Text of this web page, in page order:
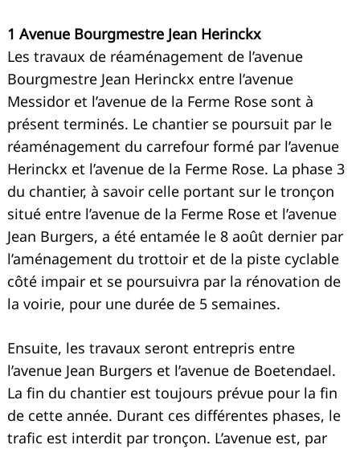
1 Avenue Bourgmestre Jean Herinckx
Les travaux de réaménagement de l’avenue
Bourgmestre Jean Herinckx entre l’avenue
Messidor et l’avenue de la Ferme Rose sont à
présent terminés. Le chantier se poursuit par le
réaménagement du carrefour formé par l’avenue
Herinckx et l’avenue de la Ferme Rose. La phase 3
du chantier, à savoir celle portant sur le tronçon
situé entre l’avenue de la Ferme Rose et l’avenue
Jean Burgers, a été entamée le 8 août dernier par
l’aménagement du trottoir et de la piste cyclable
côté impair et se poursuivra par la rénovation de
la voirie, pour une durée de 5 semaines.
Ensuite, les travaux seront entrepris entre
l’avenue Jean Burgers et l’avenue de Boetendael.
La fin du chantier est toujours prévue pour la fin
de cette année. Durant ces différentes phases, le
trafic est interdit par tronçon. L’avenue est, par